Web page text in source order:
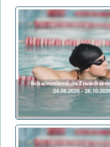
Schwimmlernkurs
24.08.2026 -